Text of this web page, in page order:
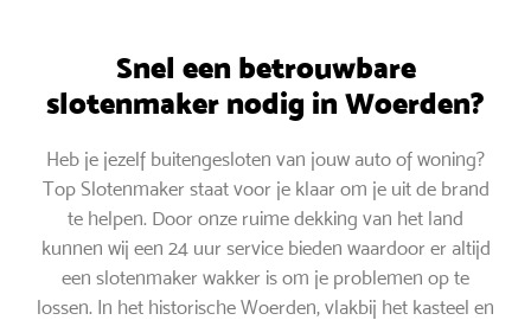
Snel een betrouwbare
slotenmaker nodig in Woerden?
Heb je jezelf buitengesloten van jouw auto of woning?
Top Slotenmaker staat voor je klaar om je uit de brand
te helpen. Door onze ruime dekking van het land
kunnen wij een 24 uur service bieden waardoor er altijd
een slotenmaker wakker is om je problemen op te
lossen. In het historische Woerden, vlakbij het kasteel en